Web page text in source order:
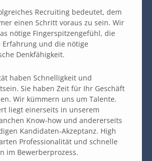
Recruiting bedeutet, dem
einen Schritt voraus zu sein. Wir
nötige Fingerspitzengefühl, die
Erfahrung und die nötige
Denkfähigkeit.
haben Schnelligkeit und
Sie haben Zeit für Ihr Geschäft
Wir kümmern uns um Talente.
liegt einerseits in unserem
Know-how und andererseits
Kandidaten-Akzeptanz. High
Professionalität und schnelle
im Bewerberprozess.